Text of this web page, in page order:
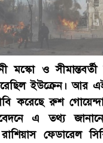
মস্কো ও
ইউক্রেন। আর
করেছে রুশ
এ তথ্য
ফেডারেল